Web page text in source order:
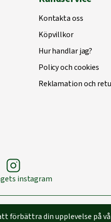
Kontakta oss
Köpvillkor
Hur handlar jag?
Policy och cookies
Reklamation och
instagram